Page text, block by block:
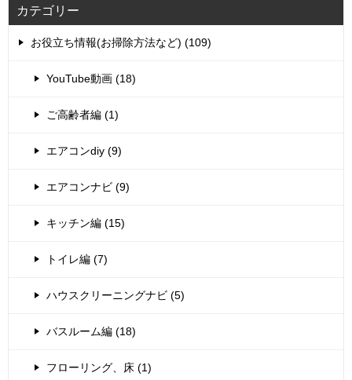
カテゴリー
お役立ち情報(お掃除方法など) (109)
YouTube動画 (18)
ご高齢者編 (1)
エアコンdiy (9)
エアコンナビ (9)
キッチン編 (15)
トイレ編 (7)
ハウスクリーニングナビ (5)
バスルーム編 (18)
フローリング、床 (1)